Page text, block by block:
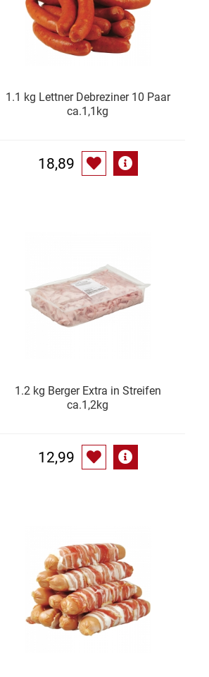
1.1 kg Lettner Debreziner 10 Paar
ca.1,1kg
18,89
1.2 kg Berger Extra in Streifen
ca.1,2kg
12,99